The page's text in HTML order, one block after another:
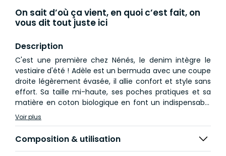
On sait d’où ça vient, en quoi c’est fait, on
vous dit tout juste ici
Description
C'est une première chez Nénés, le denim intègre le
vestiaire d'été ! Adèle est un bermuda avec une coupe
droite légèrement évasée, il allie confort et style sans
effort. Sa taille mi-haute, ses poches pratiques et sa
matière en coton biologique en font un indispensable
de votre vestiaire estival.
Décliné dans un bleu brut pour respecter les codes du
denim ou dans un écru naturel, il s'adapte à toutes les
Voir plus
Composition & utilisation